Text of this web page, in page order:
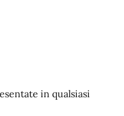
in qualsiasi